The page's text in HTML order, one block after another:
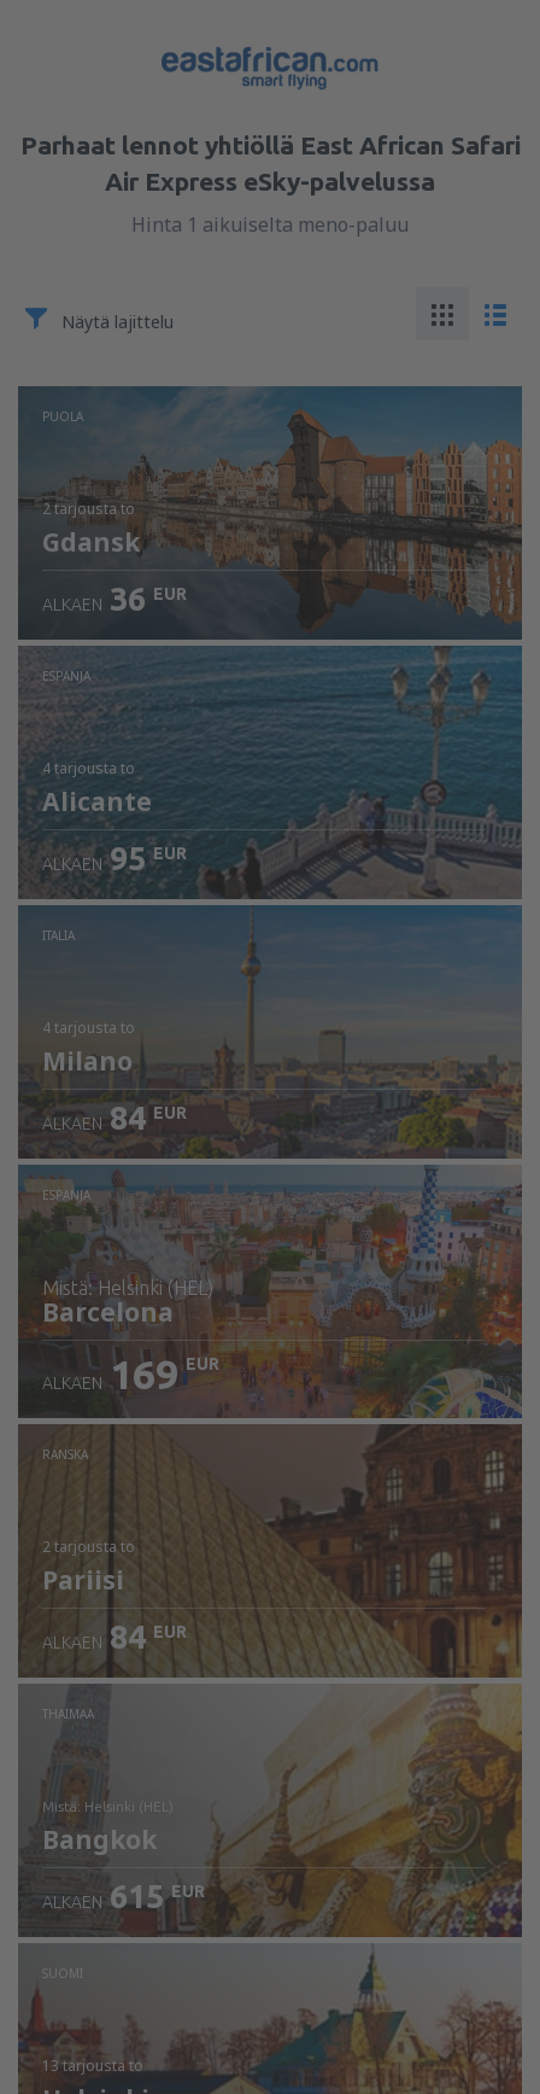
Parhaat lennot yhtiöllä East African Safari
Air Express eSky-palvelussa
Hinta 1 aikuiselta meno-paluu
Näytä lajittelu
PUOLA
2 tarjousta to
Gdansk
ALKAEN 36 EUR
ESPANJA
4 tarjousta to
Alicante
ALKAEN 95 EUR
ITALIA
4 tarjousta to
Milano
ALKAEN 84 EUR
ESPANJA
mistä: Helsinki (HEL)
Barcelona
Tarkista tiedot
ALKAEN 169 EUR
RANSKA
2 tarjousta to
Pariisi
ALKAEN 84 EUR
THAIMAA
mistä: Helsinki (HEL)
Bangkok
Tarkista tiedot
ALKAEN 615 EUR
SUOMI
13 tarjousta to